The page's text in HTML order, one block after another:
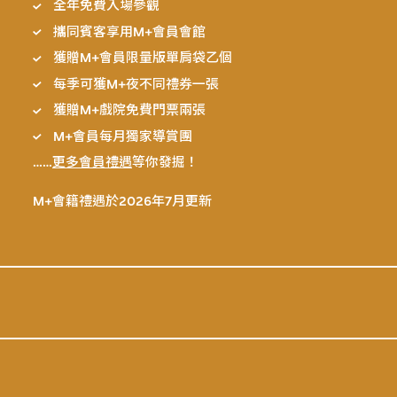
全年免費入場參觀
攜同賓客享用M+會員會館
獲贈M+會員限量版單肩袋乙個
每季可獲M+夜不同禮券一張
獲贈M+戲院免費門票兩張
M+會員每月獨家導賞團
……更多會員禮遇等你發掘！
M+會籍禮遇於2026年7月更新